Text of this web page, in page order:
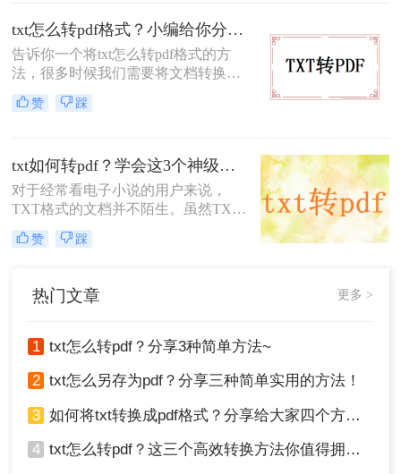
个不错的选择。那么txt转pdf怎么转
呢？今天我将为大家介绍几种快速而
简便的方法，帮助您轻松完成这一任
务。
txt怎么转pdf格式？小编给你分享这三种简单的方法！
告诉你一个将txt怎么转pdf格式的方
法，很多时候我们需要将文档转换成
pdf的格式，因为pdf不可编辑，这样
就可以保证文档不被修改了，那么我
骤，一起来看看吧。
赞 踩
txt如何转pdf？学会这3个神级方法，办公效率瞬间翻倍！
对于经常看电子小说的用户来说，
TXT格式的文档并不陌生。虽然TXT
文档只包含纯文本，不能插入图片和
表格，但它仍然是一个非常重要的文
器工具不支持TXT格式，而需要将
TXT转换为PDF格式。那么，txt如何
法。
赞 踩
热门文章 更多 >
1 txt怎么转pdf？分享3种简单方法~
2 txt怎么另存为pdf？分享三种简单实用的方法！
3 如何将txt转换成pdf格式？分享给大家四个方法！
4 txt怎么转pdf？这三个高效转换方法你值得拥有！